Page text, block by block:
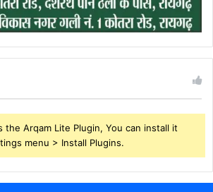
Arqam Lite Plugin, You can install it
menu > Install Plugins.